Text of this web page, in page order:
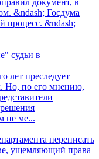
документ, в
&ndash; Госдума
процесс. &ndash;
судьи в
лет преследует
Но, по его мнению,
не ме...
переписать
ущемляющий права